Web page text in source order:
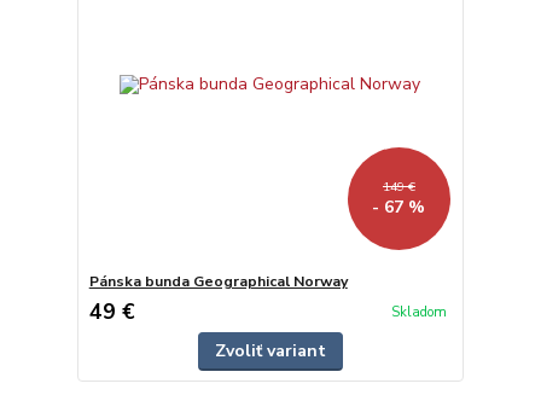
149 €
- 67 %
Pánska bunda Geographical Norway
49 € Skladom
Zvoliť variant